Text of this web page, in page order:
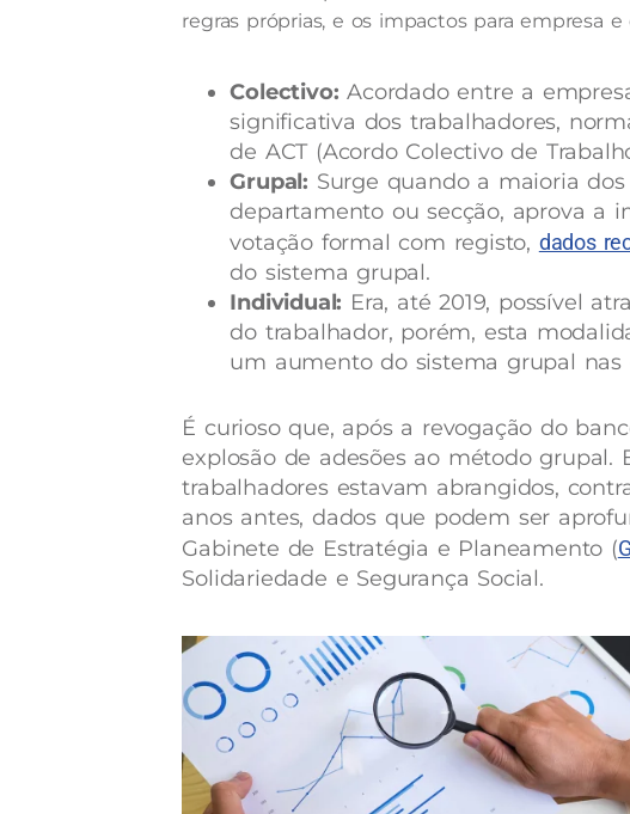
regras próprias, e os impactos para empresa
Colectivo: Acordado entre a
significativa dos trabalhadores,
de ACT (Acordo Colectivo de
Grupal: Surge quando a maioria
departamento ou secção, aprova a
votação formal com registo, dados
do sistema grupal.
Individual: Era, até 2019, possível
do trabalhador, porém, esta
um aumento do sistema grupal nas
É curioso que, após a revogação do
explosão de adesões ao método grupal.
trabalhadores estavam abrangidos,
anos antes, dados que podem ser
Gabinete de Estratégia e Planeamento (
Solidariedade e Segurança Social.